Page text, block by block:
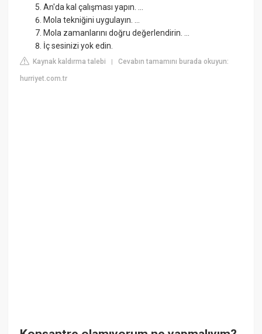
An'da kal çalışması yapın. ...
Mola tekniğini uygulayın. ...
Mola zamanlarını doğru değerlendirin. ...
İç sesinizi yok edin.
Kaynak kaldırma talebi |Cevabın tamamını burada okuyun:
hurriyet.com.tr